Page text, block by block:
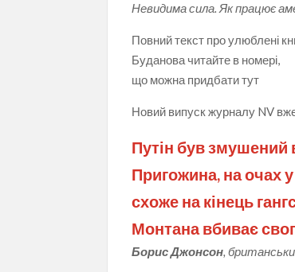
Невидима сила. Як працює
Повний текст про улюблені
Буданова читайте в номері,
що можна придбати тут
Новий випуск журналу NV
Путін був змушений
Пригожина, на очах
схоже на кінець
Монтана вбиває
Борис Джонсон,